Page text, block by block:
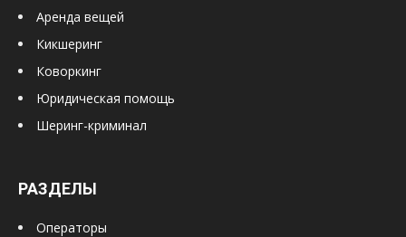
Аренда вещей
Кикшеринг
Коворкинг
Юридическая помощь
Шеринг-криминал
РАЗДЕЛЫ
Операторы